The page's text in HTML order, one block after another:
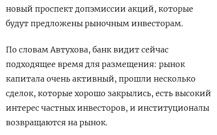
новый проспект допэмиссии акций, которые
будут предложены рыночным инвесторам.
По словам Автухова, банк видит сейчас
подходящее время для размещения: рынок
капитала очень активный, прошли несколько
сделок, которые хорошо закрылись, есть высокий
интерес частных инвесторов, и институционалы
возвращаются на рынок.